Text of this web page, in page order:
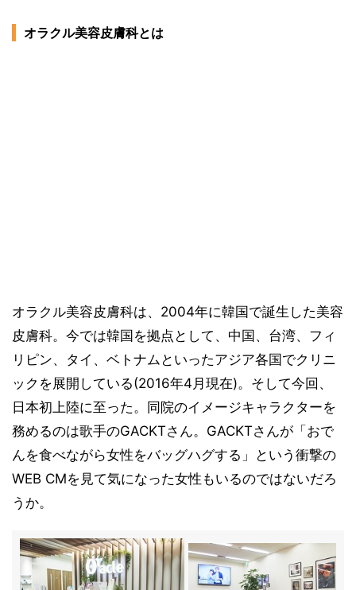
オラクル美容皮膚科とは
オラクル美容皮膚科は、2004年に韓国で誕生した美容
皮膚科。今では韓国を拠点として、中国、台湾、フィ
リピン、タイ、ベトナムといったアジア各国でクリニ
ックを展開している(2016年4月現在)。そして今回、
日本初上陸に至った。同院のイメージキャラクターを
務めるのは歌手のGACKTさん。GACKTさんが「おで
んを食べながら女性をバッグハグする」という衝撃の
WEB CMを見て気になった女性もいるのではないだろ
うか。